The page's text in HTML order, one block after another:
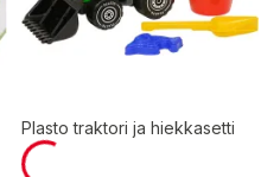
Plasto traktori ja hiekkasetti